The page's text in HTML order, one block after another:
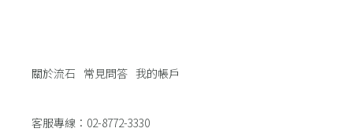
關於流石 常見問答 我的帳戶
客服專線：02-8772-3330